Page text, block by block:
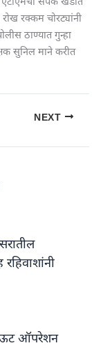
रक्कम चोरट्यांनी
ठाण्यात गुन्हा
सुनिल माने करीत
NEXT
ऑपरेशन